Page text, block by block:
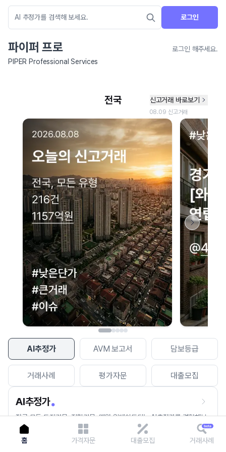
로그인
파이퍼 프로
로그인 해주세요.
PIPER Professional Services
AI추정가 AVM 보고서 담보등급
거래사례 평가자문 대출모집
AI추정가
전국 모든 토지건물, 집합건물, 매월 업데이트되는 AI추정가를 경험해보
세요.
네이버 지도 연결 안내
현재 네이버 지도 연결이 원활하지 않아 지도를 불러올 수 없습니다.
이용에 불편을 드려 죄송합니다.
다시 시도
홈 가격자문 대출모집 거래사례